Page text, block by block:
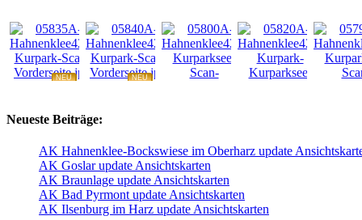
NEU
NEU
Neueste Beiträge:
AK Hahnenklee-Bockswiese im Oberharz update
AK Goslar update Ansichtskarten
AK Braunlage update Ansichtskarten
AK Bad Pyrmont update Ansichtskarten
AK Ilsenburg im Harz update Ansichtskarten